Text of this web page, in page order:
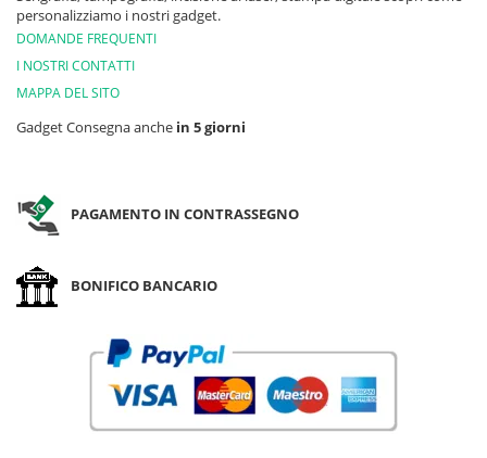
personalizziamo i nostri gadget.
DOMANDE FREQUENTI
I NOSTRI CONTATTI
MAPPA DEL SITO
Gadget Consegna anche in 5 giorni
PAGAMENTO IN CONTRASSEGNO
BONIFICO BANCARIO